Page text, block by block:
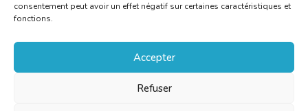
consentement peut avoir un effet négatif sur certaines caractéristiques et
fonctions.
Accepter
Refuser